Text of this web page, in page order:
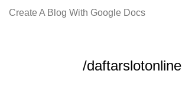
Create A Blog With Google Docs
/daftarslotonline